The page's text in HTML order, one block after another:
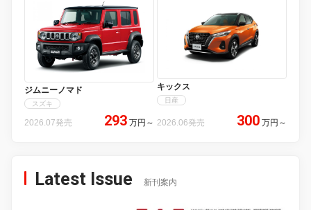
ジムニーノマド
スズキ
2026.07発売 293 万円 ～
キックス
日産
2026.06発売 300 万円 ～
Latest Issue 新刊案内